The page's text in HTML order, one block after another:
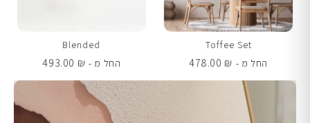
Toffee Set
החל מ -
478.00 ₪
Blended
החל מ -
493.00 ₪